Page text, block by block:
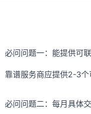
必问问题一：能提供可
靠谱服务商应提供2-3个
必问问题二：每月具体交